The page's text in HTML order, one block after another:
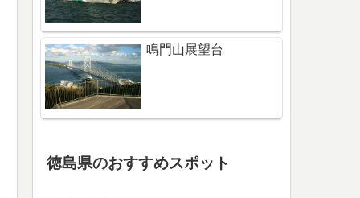
鳴門山展望台
徳島県のおすすめスポット